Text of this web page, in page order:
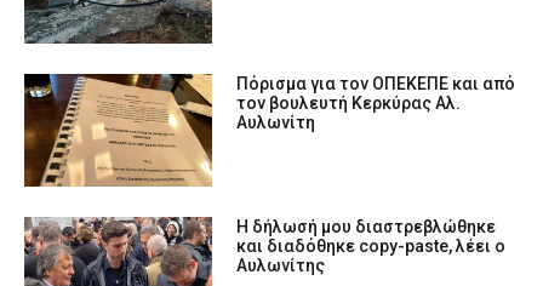
Πόρισμα για τον ΟΠΕΚΕΠΕ και από
τον βουλευτή Κερκύρας Αλ.
Αυλωνίτη
Η δήλωσή μου διαστρεβλώθηκε
και διαδόθηκε copy-paste, λέει ο
Αυλωνίτης